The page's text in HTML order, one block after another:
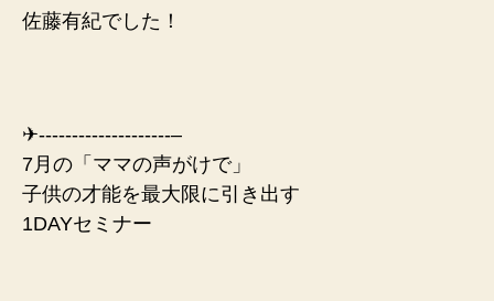
佐藤有紀でした！
✈︎--------------------–
7月の「ママの声がけで」
子供の才能を最大限に引き出す
1DAYセミナー